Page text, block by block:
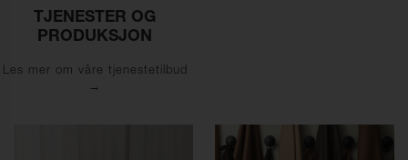
TJENESTER OG
PRODUKSJON
Les mer om våre tjenestetilbud